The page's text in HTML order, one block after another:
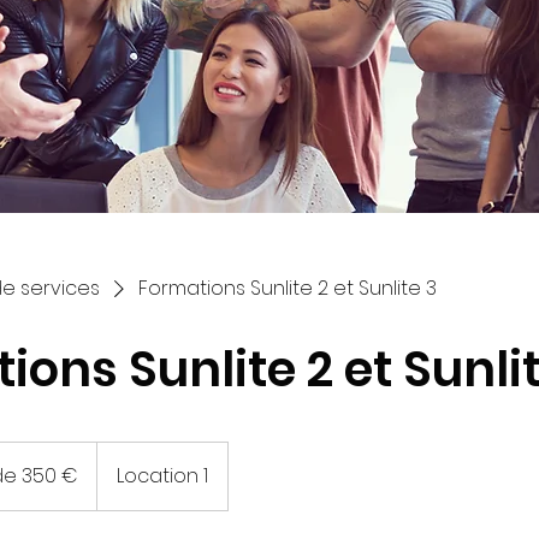
services Formations Sunlite 2 et Sunlite 3
Sunlite 2 et
350 € Location 1